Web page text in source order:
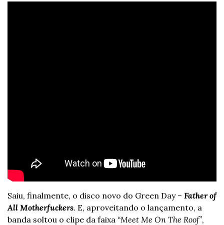
Saiu, finalmente, o disco novo do Green Day – Father of
All Motherfuckers. E, aproveitando o lançamento, a
banda soltou o clipe da faixa “Meet Me On The Roof”,